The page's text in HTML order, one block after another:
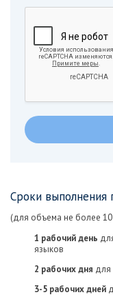
Сроки выполнения
(для объема не более 10
1 рабочий день
языков
2 рабочих дня для
3-5 рабочих дней